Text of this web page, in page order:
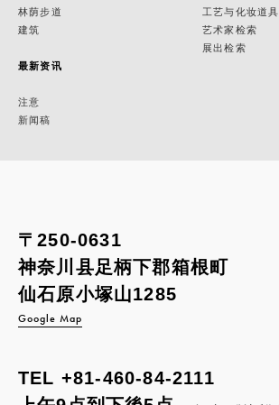
林荫步道
建筑
最新资讯
注意
新闻稿
工艺与化妆道具
艺术家检索
展出检索
〒250-0631
神奈川县足柄下郡箱根町
仙石原小塚山1285
Google Map
TEL +81-460-84-2111